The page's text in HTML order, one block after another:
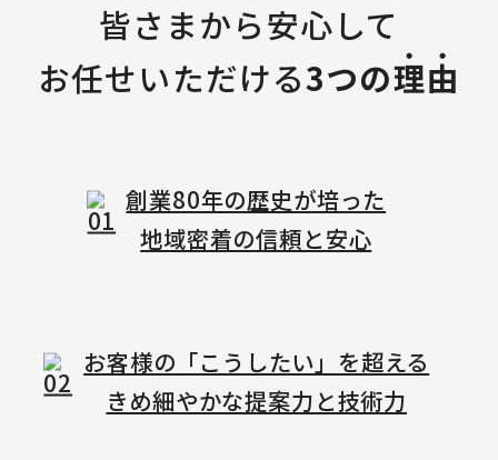
皆さまから安心して
お任せいただける3つの理由
創業80年の歴史が培った
地域密着の信頼と安心
お客様の「こうしたい」を超える
きめ細やかな提案力と技術力